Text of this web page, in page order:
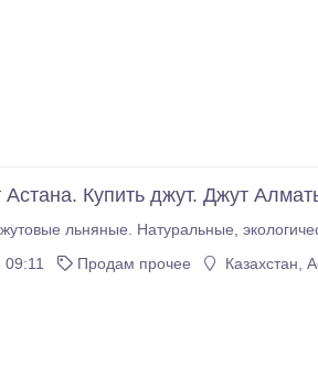
Купить джут. Джут
Продам прочее Казахстан,